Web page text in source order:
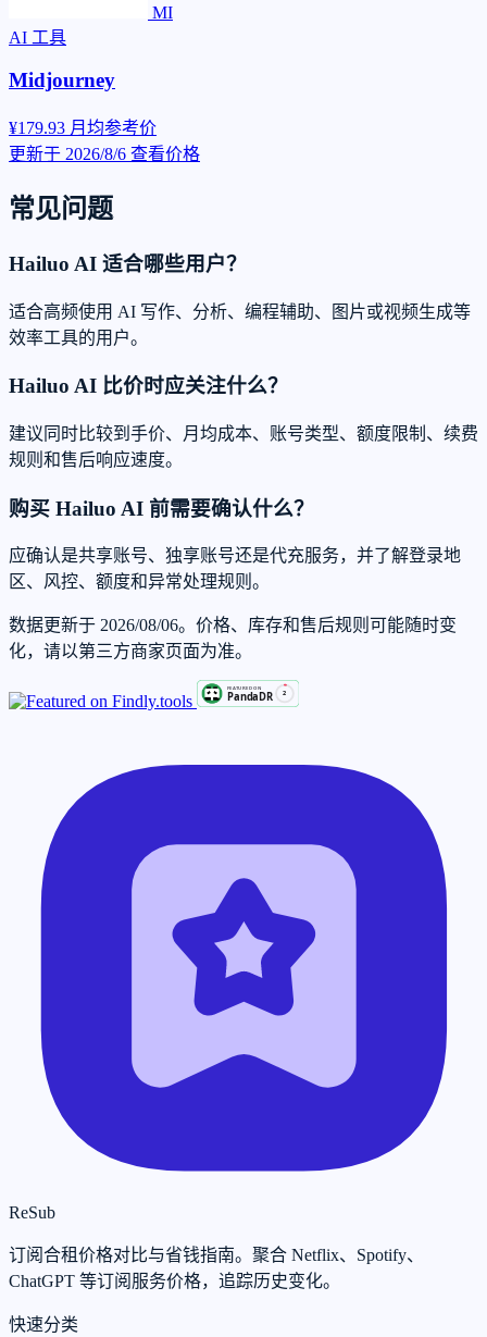
MI
AI 工具
Midjourney
¥179.93 月均参考价
更新于 2026/8/6 查看价格
常见问题
Hailuo AI 适合哪些用户？
适合高频使用 AI 写作、分析、编程辅助、图片或视频生成等
效率工具的用户。
Hailuo AI 比价时应关注什么？
建议同时比较到手价、月均成本、账号类型、额度限制、续费
规则和售后响应速度。
购买 Hailuo AI 前需要确认什么？
应确认是共享账号、独享账号还是代充服务，并了解登录地
区、风控、额度和异常处理规则。
数据更新于 2026/08/06。价格、库存和售后规则可能随时变
化，请以第三方商家页面为准。
ReSub
订阅合租价格对比与省钱指南。聚合 Netflix、Spotify、
ChatGPT 等订阅服务价格，追踪历史变化。
快速分类